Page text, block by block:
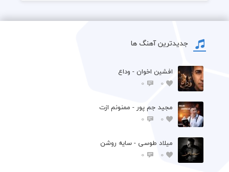
جدیدترین آهنگ ها
افشين اخوان - وداع
0
0
مجید جم پور - ممنونم ازت
0
0
میلاد طوسی - سایه روشن
0
0